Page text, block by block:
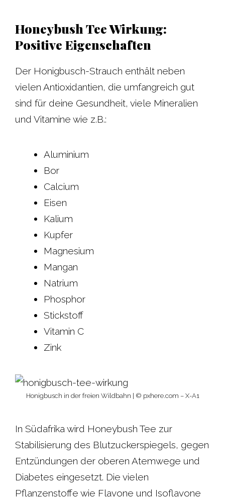
Honeybush Tee Wirkung:
Positive Eigenschaften
Der Honigbusch-Strauch enthält neben
vielen Antioxidantien, die umfangreich gut
sind für deine Gesundheit, viele Mineralien
und Vitamine wie z.B.:
Aluminium
Bor
Calcium
Eisen
Kalium
Kupfer
Magnesium
Mangan
Natrium
Phosphor
Stickstoff
Vitamin C
Zink
Honigbusch in der freien Wildbahn | © pxhere.com – X-A1
In Südafrika wird Honeybush Tee zur
Stabilisierung des Blutzuckerspiegels, gegen
Entzündungen der oberen Atemwege und
Diabetes eingesetzt. Die vielen
Pflanzenstoffe wie Flavone und Isoflavone